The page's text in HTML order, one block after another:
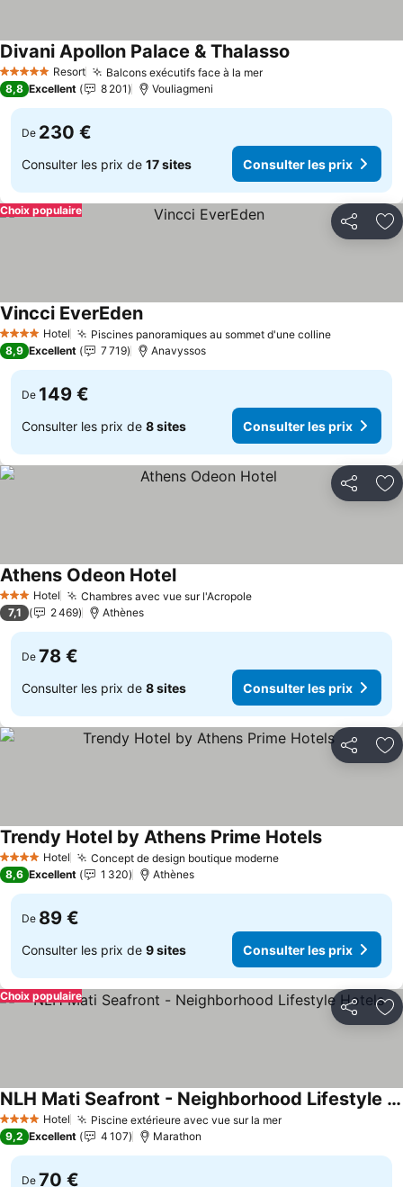
5 Étoiles Resort Balcons exécutifs face à la mer
Divani Apollon Palace & Thalasso
8,8 Excellent 8 201 Vouliagmeni
De 230 €
Consulter les prix de 17 sites Consulter les prix
Partager
Choix populaire
4 Étoiles Hotel Piscines panoramiques au sommet d'une colline
Vincci EverEden
8,9 Excellent 7 719 Anavyssos
De 149 €
Consulter les prix de 8 sites Consulter les prix
Partager
3 ÉtoilesHotel Chambres avec vue sur l'Acropole
Athens Odeon Hotel
7,1 2 469 Athènes
De 78 €
Consulter les prix de 8 sites Consulter les prix
Partager
4 Étoiles Hotel Concept de design boutique moderne
Trendy Hotel by Athens Prime Hotels
8,6 Excellent 1 320 Athènes
De 89 €
Consulter les prix de 9 sites Consulter les prix
Partager
Choix populaire
4 Étoiles Hotel Piscine extérieure avec vue sur la mer
NLH Mati Seafront - Neighborhood Lifestyle Hotels
9,2 Excellent 4 107 Marathon
De 70 €